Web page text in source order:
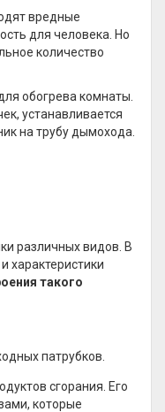
вредные
для человека. Но
количество
обогрева комнаты.
устанавливается
на трубу дымохода.
различных видов. В
характеристики
такого
патрубков.
сгорания. Его
которые